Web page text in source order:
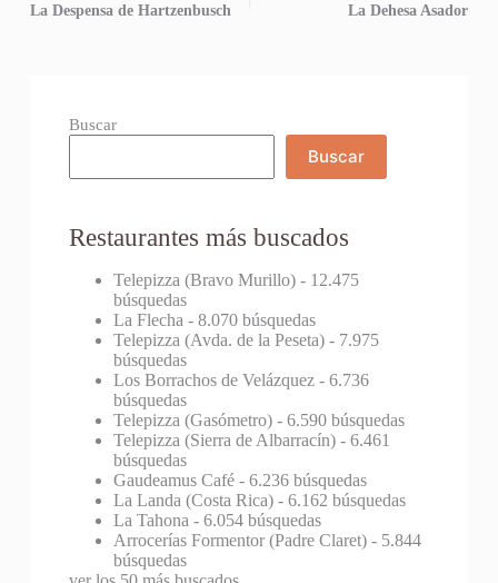
La Despensa de Hartzenbusch La Dehesa Asador
Buscar
Buscar
Restaurantes más buscados
Telepizza (Bravo Murillo)- 12.475
búsquedas
La Flecha - 8.070 búsquedas
Telepizza (Avda. de la Peseta)- 7.975
búsquedas
Los Borrachos de Velázquez- 6.736
búsquedas
Telepizza (Gasómetro)- 6.590 búsquedas
Telepizza (Sierra de Albarracín)- 6.461
búsquedas
Gaudeamus Café- 6.236 búsquedas
La Landa (Costa Rica)- 6.162 búsquedas
La Tahona - 6.054 búsquedas
Arrocerías Formentor (Padre Claret)- 5.844
búsquedas